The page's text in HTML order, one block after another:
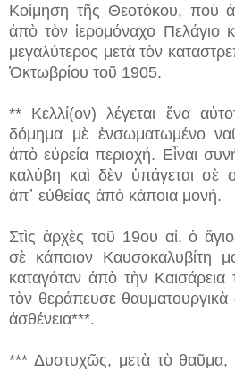
Κοίμηση τῆς Θεοτόκου, ποὺ
ἀπὸ τὸν ἱερομόναχο Πελάγιο
μεγαλύτερος μετὰ τὸν
Ὀκτωβρίου τοῦ 1905.
** Κελλί(ον) λέγεται ἕνα
δόμημα μὲ ἐνσωματωμένο
ἀπὸ εὐρεία περιοχή. Εἶναι
καλύβη καὶ δὲν ὑπάγεται σὲ
ἀπ᾿ εὐθείας ἀπὸ κάποια μονή.
Στὶς ἀρχὲς τοῦ 19ου αἰ. ὁ
σὲ κάποιον Καυσοκαλυβίτη
καταγόταν ἀπὸ τὴν Καισάρεια
τὸν θεράπευσε θαυματουργικὰ
ἀσθένεια***.
*** Δυστυχῶς, μετὰ τὸ